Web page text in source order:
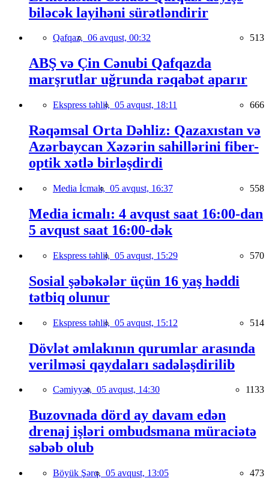
biləcək layihəni sürətləndirir
Qafqaz, 06 avqust, 00:32 513
ABŞ və Çin Cənubi Qafqazda
marşrutlar uğrunda rəqabət aparır
Ekspress təhlil, 05 avqust, 18:11 666
Rəqəmsal Orta Dəhliz: Qazaxıstan və
Azərbaycan Xəzərin sahillərini fiber-
optik xətlə birləşdirdi
Media İcmalı, 05 avqust, 16:37 558
Media icmalı: 4 avqust saat 16:00-dan
5 avqust saat 16:00-dək
Ekspress təhlil, 05 avqust, 15:29 570
Sosial şəbəkələr üçün 16 yaş həddi
tətbiq olunur
Ekspress təhlil, 05 avqust, 15:12 514
Dövlət əmlakının qurumlar arasında
verilməsi qaydaları sadələşdirilib
Cəmiyyət, 05 avqust, 14:30 1133
Buzovnada dörd ay davam edən
drenaj işləri ombudsmana müraciətə
səbəb olub
Böyük Şərq, 05 avqust, 13:05 473